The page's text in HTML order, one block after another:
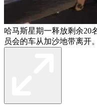
哈马斯星期一释放剩余20
员会的车从加沙地带离开